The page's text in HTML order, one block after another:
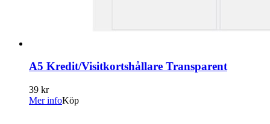
A5 Kredit/Visitkortshållare Transparent
39 kr
Mer infoKöp